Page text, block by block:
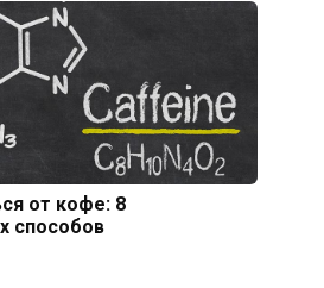
от кофе: 8
способов